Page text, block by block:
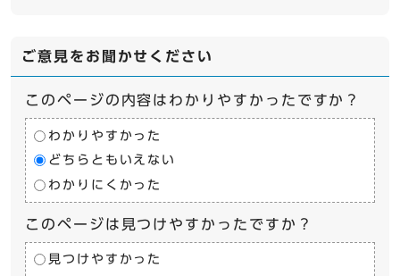
ご意見をお聞かせください
このページの内容はわかりやすかったですか？
わかりやすかった
どちらともいえない
わかりにくかった
このページは見つけやすかったですか？
見つけやすかった